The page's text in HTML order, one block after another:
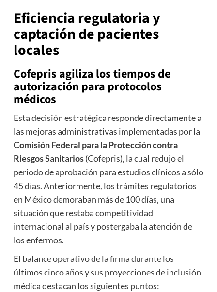
Eficiencia regulatoria y
captación de pacientes
locales
Cofepris agiliza los tiempos de
autorización para protocolos
médicos
Esta decisión estratégica responde directamente a
las mejoras administrativas implementadas por la
Comisión Federal para la Protección contra
Riesgos Sanitarios(Cofepris), la cual redujo el
periodo de aprobación para estudios clínicos a sólo
45 días. Anteriormente, los trámites regulatorios
en México demoraban más de 100 días, una
situación que restaba competitividad
internacional al país y postergaba la atención de
los enfermos.
El balance operativo de la firma durante los
últimos cinco años y sus proyecciones de inclusión
médica destacan los siguientes puntos: